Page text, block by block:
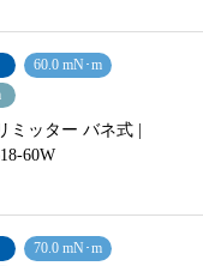
60.0 mN･m
ミッター バネ式 |
60W
70.0 mN･m